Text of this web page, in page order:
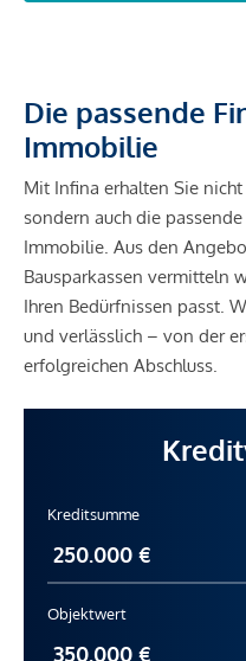
Die passende
Immobilie
Mit Infina erhalten Sie
sondern auch die
Immobilie. Aus den
Bausparkassen vermitteln
Ihren Bedürfnissen passt.
und verlässlich – von der
erfolgreichen Abschluss.
Kreditsumme
Objektwert